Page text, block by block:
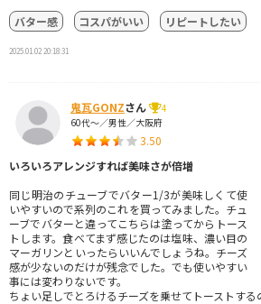
バター感
コスパがいい リピートしたい
2025.01.02 20:18:31
鬼瓦GONZさん
4
60代～／男性／大阪府
3.50
いろいろアレンジすれば美味さが倍増
同じ明治のチューブでバター1/3が美味しくて使
いやすいので系列のこれを買ってみました。チュ
ーブでバターと違ってこちらは塗ってからトース
トします。食べてまず感じたのは塩味、濃い目の
マーガリンといったらいいんでしょうね。チーズ
感が少ないのだけが残念でした。でも使いやすい
事には変わりないです。
ちょい足しでとろけるチーズを乗せてトーストする